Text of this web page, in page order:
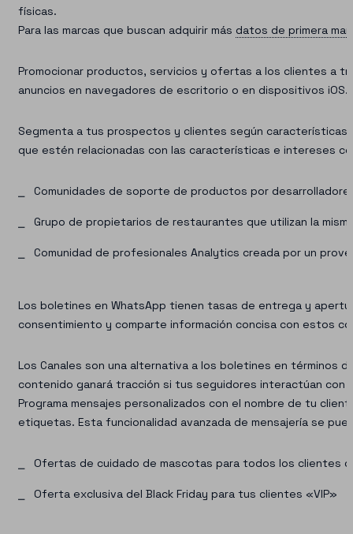
físicas.
Para las marcas que buscan adquirir más datos de primera
Promocionar productos, servicios y ofertas a los clientes a
anuncios en navegadores de escritorio o en dispositivos iOS.
Segmenta a tus prospectos y clientes según
que estén relacionadas con las características e intereses
Comunidades de soporte de productos por
Grupo de propietarios de restaurantes que utilizan la
Comunidad de profesionales Analytics creada por un
Los boletines en WhatsApp tienen tasas de entrega y
consentimiento y comparte información concisa con estos
Los Canales son una alternativa a los boletines en términos
contenido ganará tracción si tus seguidores interactúan con
Programa mensajes personalizados con el nombre de tu
etiquetas. Esta funcionalidad avanzada de mensajería se
Ofertas de cuidado de mascotas para todos los clientes
Oferta exclusiva del Black Friday para tus clientes «VIP»